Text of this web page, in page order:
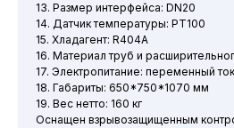
13. Размер интерфейса: DN20
14. Датчик температуры: PT100
15. Хладагент: R404A
16. Материал труб и
17. Электропитание: переменный
18. Габариты: 650*750*1070 мм
19. Вес нетто: 160 кг
Оснащен взрывозащищенным